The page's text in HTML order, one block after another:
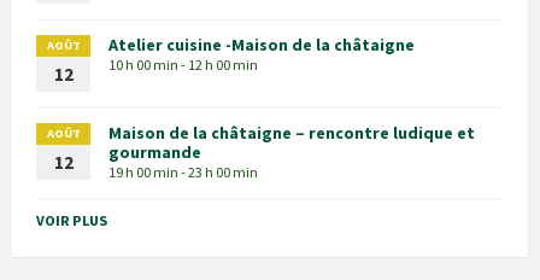
AOÛT
12
Atelier cuisine -Maison de la châtaigne
10 h 00 min - 12 h 00 min
AOÛT
12
Maison de la châtaigne – rencontre ludique et
gourmande
19 h 00 min - 23 h 00 min
VOIR PLUS